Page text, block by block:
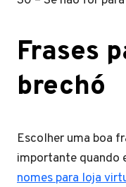
Frases
brechó
Escolher uma boa
importante quando
nomes para loja